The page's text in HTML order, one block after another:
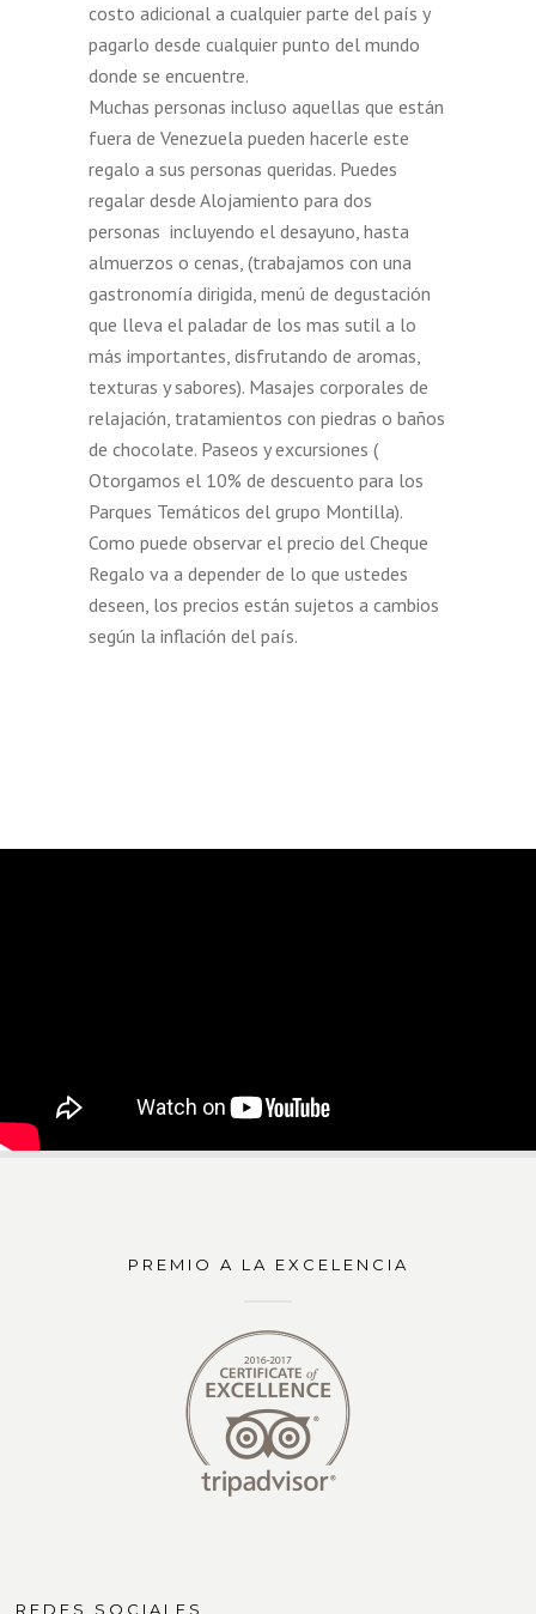
costo adicional a cualquier parte del país y
pagarlo desde cualquier punto del mundo
donde se encuentre.
Muchas personas incluso aquellas que están
fuera de Venezuela pueden hacerle este
regalo a sus personas queridas. Puedes
regalar desde Alojamiento para dos
personas incluyendo el desayuno, hasta
almuerzos o cenas, (trabajamos con una
gastronomía dirigida, menú de degustación
que lleva el paladar de los mas sutil a lo
más importantes, disfrutando de aromas,
texturas y sabores). Masajes corporales de
relajación, tratamientos con piedras o baños
de chocolate. Paseos y excursiones (
Otorgamos el 10% de descuento para los
Parques Temáticos del grupo Montilla).
Como puede observar el precio del Cheque
Regalo va a depender de lo que ustedes
deseen, los precios están sujetos a cambios
según la inflación del país.
PREMIO A LA EXCELENCIA
REDES SOCIALES